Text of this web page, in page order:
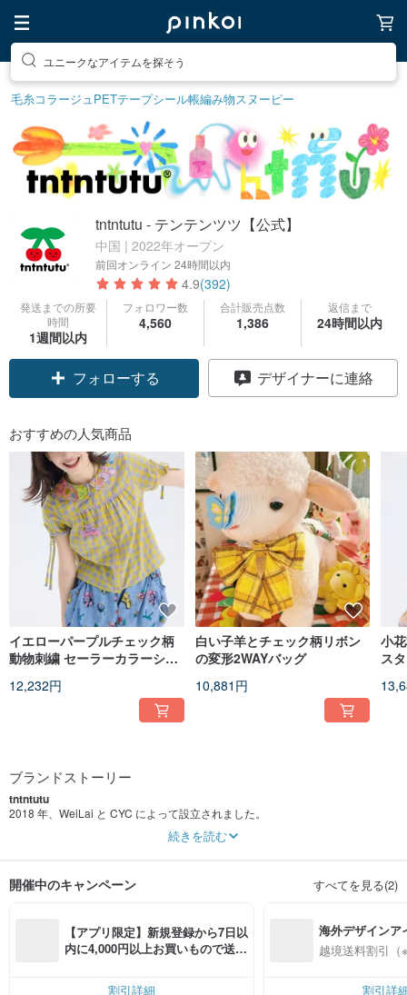
ユニークなアイテムを探そう
毛糸コラージュPETテープシール帳編み物スヌーピー
tntntutu - テンテンツツ【公式】
中国 | 2022年オープン
前回オンライン 24時間以内
4.9(392)
発送までの所要
時間
1週間以内
フォロワー数
4,560
合計販売点数
1,386
返信まで
24時間以内
フォローする デザイナーに連絡
おすすめの人気商品
イエローパープルチェック柄
動物刺繍 セーラーカラーシャ
る夏の一枚
12,232円
白い子羊とチェック柄リボン
の変形2WAYバッグ
10,881円
小
ス
ブランドストーリー
tntntutu
2018 年、WeiLai と CYC によって設立されました。
デザイナーはロンドン芸術大学を卒業。
スタジオでは、ファッション、テキスタイル、アクセサリー、ホームアイテ
ています。
レトロで可愛らしく、ロマンティックな要素を取り入れた独自のプリントを、
伝統的な織物とニットデザインを通して表現。
続きを読む
開催中のキャンペーン すべてを見る(2)
【アプリ限定】新規登録から7日以
内に4,000円以上お買いもので送料
割引詳細
海外デザインア
入
越境送料割引（
割引詳